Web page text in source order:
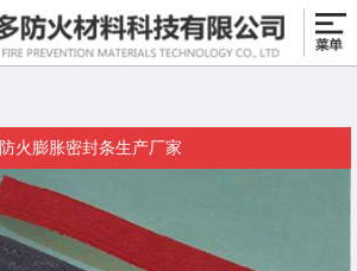
防火膨胀密封条生产厂家